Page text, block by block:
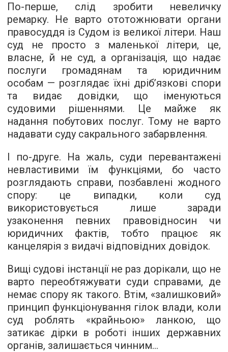
По-перше, слід зробити невеличку
ремарку. Не варто ототожнювати органи
правосуддя із Судом із великої літери. Наш
суд не просто з маленької літери, це,
власне, й не суд, а організація, що надає
послуги громадянам та юридичним
особам — розглядає їхні дріб’язкові спори
та видає довідки, що іменуються
судовими рішеннями. Це майже як
надання побутових послуг. Тому не варто
надавати суду сакрального забарвлення.
І по-друге. На жаль, суди перевантажені
невластивими їм функціями, бо часто
розглядають справи, позбавлені жодного
спору: це випадки, коли суд
використовується лише заради
узаконення певних правовідносин чи
юридичних фактів, тобто працює як
канцелярія з видачі відповідних довідок.
Вищі судові інстанції не раз дорікали, що не
варто переобтяжувати суди справами, де
немає спору як такого. Втім, «залишковий»
принцип функціонування гілок влади, коли
суд роблять «крайньою» ланкою, що
затикає дірки в роботі інших державних
органів, залишається чинним...